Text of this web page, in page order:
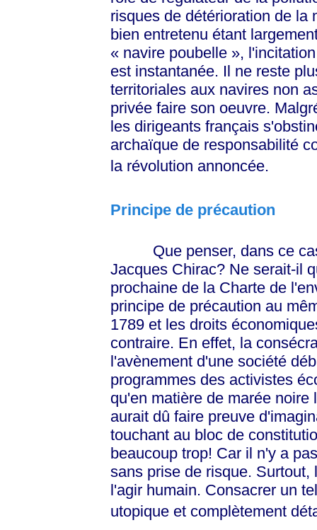
risques de détérioration de la
bien entretenu étant
« navire poubelle »,
est instantanée. Il ne reste
territoriales aux navires non
privée faire son oeuvre.
les dirigeants français
archaïque de responsabilité
la révolution annoncée.
Principe de précaution
Que penser, dans ce cas,
Jacques Chirac? Ne serait-il
prochaine de la Charte de
principe de précaution au
1789 et les droits
contraire. En effet, la
l'avènement d'une société
programmes des activistes
qu'en matière de marée
aurait dû faire preuve
touchant au bloc de
beaucoup trop! Car il n'y a
sans prise de risque.
l'agir humain. Consacrer un
utopique et complètement